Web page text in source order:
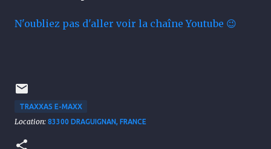
N'oubliez pas d'aller voir la chaîne Youtube 😉
TRAXXAS E-MAXX
Location: 83300 DRAGUIGNAN, FRANCE